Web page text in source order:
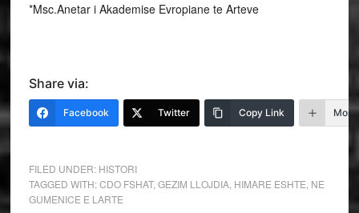
*Msc.Anetar i Akademise Evropiane te Arteve
Share via:
Facebook Twitter Copy Link More
FILED UNDER: HISTORI
TAGGED WITH:CDO FSHAT, GEZIM LLOJDIA, HIMARE ESHTE NE
GUMENICE E LARTE